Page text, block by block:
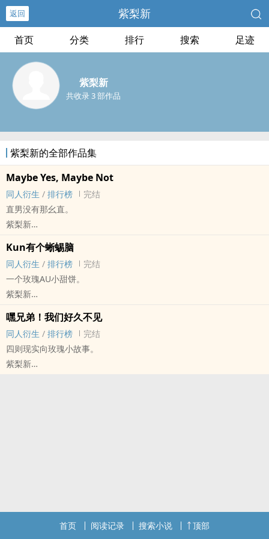
返回 紫梨新
首页 分类 排行 搜索 足迹
紫梨新
共收录 3 部作品
紫梨新的全部作品集
Maybe Yes, Maybe Not
同人衍生 / 排行榜
完结
直男没有那幺直。
紫梨新
Messi（梅西）） 同人衍生 - 真人同人 - BL
短篇 - 完结 - 现代 - 室友
授权翻译
Kun有个蜥蜴脑
同人衍生 / 排行榜
完结
一个玫瑰AU小甜饼。
紫梨新
Messi（梅西）） 同人衍生 - BL - 短篇 - 完结
HE - 轻松 - 暧昧 - 全年龄
授权翻译
蜥蜴脑（Lizard Brain）：
嘿兄弟！我们好久不见
同人衍生 / 排行榜
完结
四则现实向玫瑰小故事。
紫梨新
首页 阅读记录 搜索小说 顶部